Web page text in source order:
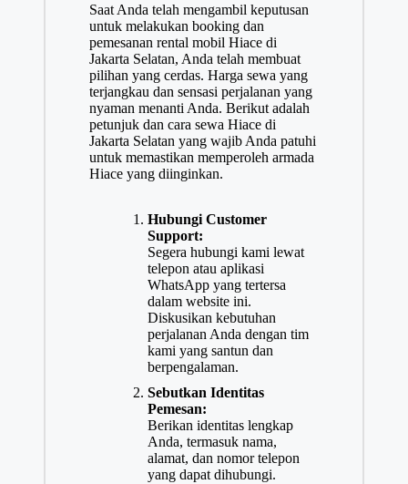
Saat Anda telah mengambil keputusan
untuk melakukan booking dan
pemesanan rental mobil Hiace di
Jakarta Selatan, Anda telah membuat
pilihan yang cerdas. Harga sewa yang
terjangkau dan sensasi perjalanan yang
nyaman menanti Anda. Berikut adalah
petunjuk dan cara sewa Hiace di
Jakarta Selatan yang wajib Anda patuhi
untuk memastikan memperoleh armada
Hiace yang diinginkan.
Hubungi Customer
Support:
Segera hubungi kami lewat
telepon atau aplikasi
WhatsApp yang tertersa
dalam website ini.
Diskusikan kebutuhan
perjalanan Anda dengan tim
kami yang santun dan
berpengalaman.
Sebutkan Identitas
Pemesan:
Berikan identitas lengkap
Anda, termasuk nama,
alamat, dan nomor telepon
yang dapat dihubungi.